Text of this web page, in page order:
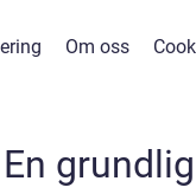
Om oss